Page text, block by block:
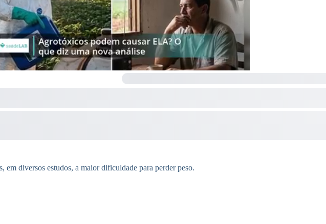
em diversos estudos, a maior dificuldade para perder peso.